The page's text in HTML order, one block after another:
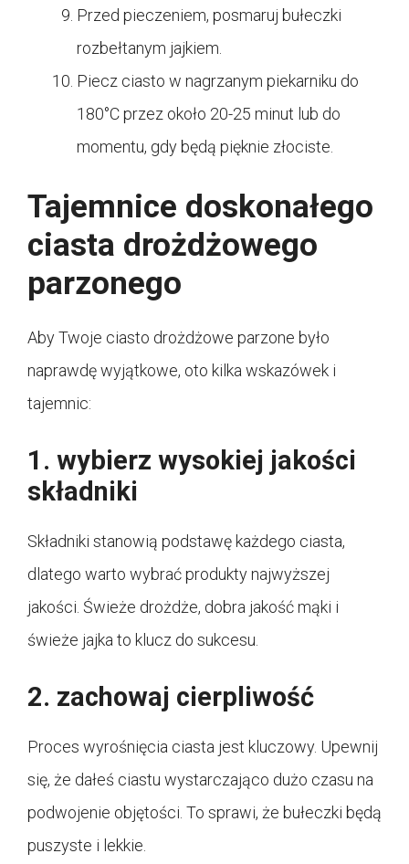
Przed pieczeniem, posmaruj bułeczki
rozbełtanym jajkiem.
Piecz ciasto w nagrzanym piekarniku do
180°C przez około 20-25 minut lub do
momentu, gdy będą pięknie złociste.
Tajemnice doskonałego
ciasta drożdżowego
parzonego
Aby Twoje ciasto drożdżowe parzone było
naprawdę wyjątkowe, oto kilka wskazówek i
tajemnic:
1. wybierz wysokiej jakości
składniki
Składniki stanowią podstawę każdego ciasta,
dlatego warto wybrać produkty najwyższej
jakości. Świeże drożdże, dobra jakość mąki i
świeże jajka to klucz do sukcesu.
2. zachowaj cierpliwość
Proces wyrośnięcia ciasta jest kluczowy. Upewnij
się, że dałeś ciastu wystarczająco dużo czasu na
podwojenie objętości. To sprawi, że bułeczki będą
puszyste i lekkie.